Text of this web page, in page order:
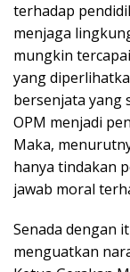
terhadap
menjaga
mungkin
yang
bersenjata yang
OPM menjadi
Maka,
hanya tindakan
jawab moral
Senada dengan
menguatkan